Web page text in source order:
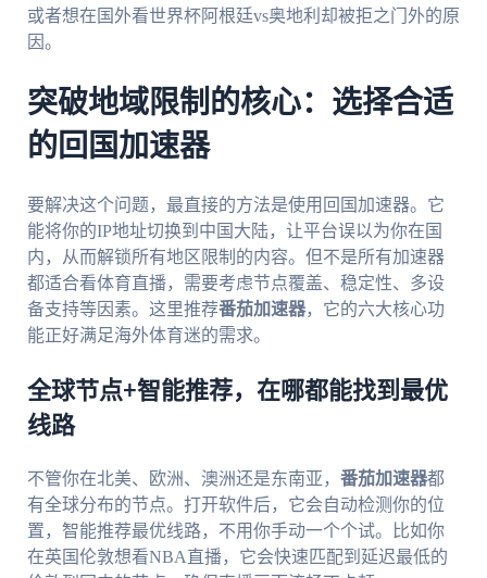
或者想在国外看世界杯阿根廷vs奥地利却被拒之门外的原
因。
突破地域限制的核心：选择合适
的回国加速器
要解决这个问题，最直接的方法是使用回国加速器。它
能将你的IP地址切换到中国大陆，让平台误以为你在国
内，从而解锁所有地区限制的内容。但不是所有加速器
都适合看体育直播，需要考虑节点覆盖、稳定性、多设
备支持等因素。这里推荐番茄加速器，它的六大核心功
能正好满足海外体育迷的需求。
全球节点+智能推荐，在哪都能找到最优
线路
不管你在北美、欧洲、澳洲还是东南亚， 番茄加速器都
有全球分布的节点。打开软件后，它会自动检测你的位
置，智能推荐最优线路，不用你手动一个个试。比如你
在英国伦敦想看NBA直播，它会快速匹配到延迟最低的